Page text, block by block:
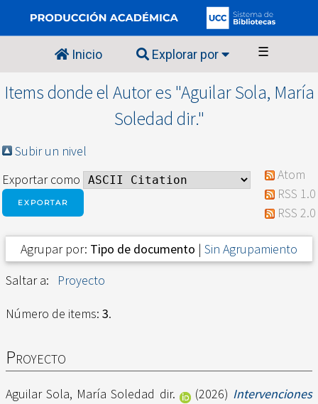
Inicio Explorar por ☰
Items donde el Autor es "Aguilar Sola, María
Soledad dir."
Subir un nivel
Exportar como
Atom
RSS 1.0
RSS 2.0
Agrupar por: Tipo de documento | Sin Agrupamiento
Saltar a:
Proyecto
Número de items: 3.
Proyecto
Aguilar Sola, María Soledad dir. (2026) Intervenciones